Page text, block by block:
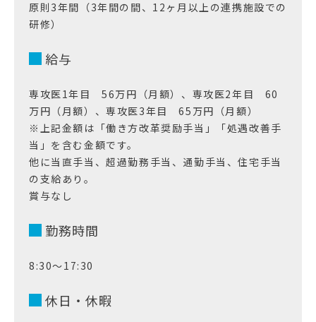
原則3年間（3年間の間、12ヶ月以上の連携施設での
研修）
給与
専攻医1年目 56万円（月額）、専攻医2年目 60
万円（月額）、専攻医3年目 65万円（月額）
※上記金額は「働き方改革奨励手当」「処遇改善手
当」を含む金額です。
他に当直手当、超過勤務手当、通勤手当、住宅手当
の支給あり。
賞与なし
勤務時間
8:30～17:30
休日・休暇